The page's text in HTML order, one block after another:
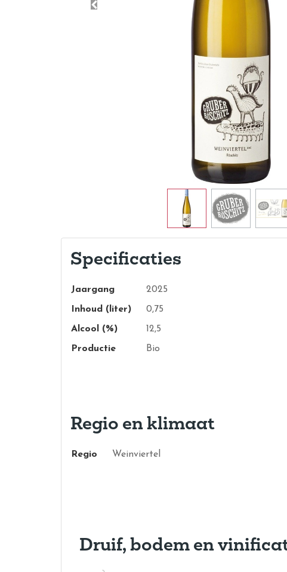
Specificaties
Jaargang 2025
Inhoud (liter) 0,75
Alcool (%) 12,5
Productie Bio
Regio en klimaat
Regio Weinviertel
Druif, bodem en